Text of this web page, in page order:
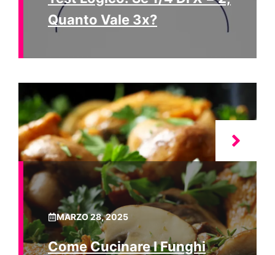
Quanto Vale 3x?
MARZO 28, 2025
Come Cucinare I Funghi